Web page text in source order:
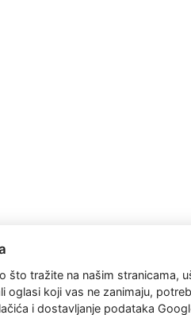
što tražite na našim stranicama,
oglasi koji vas ne zanimaju,
i dostavljanje podataka